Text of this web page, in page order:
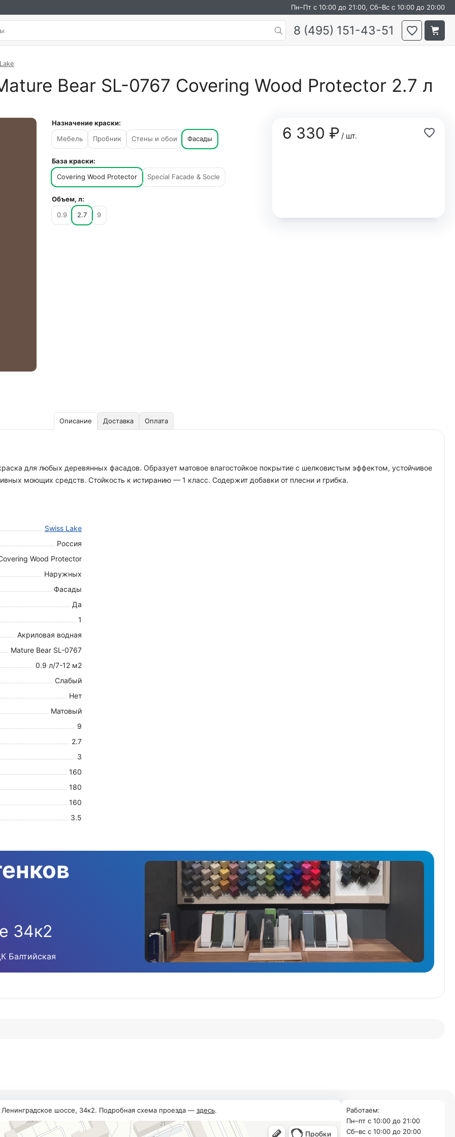
Пн–Пт с 10:00 до 21:00, Сб–Вс с 10:00 до 20:00
8 (495) 151-43-51
Bear SL-0767 Covering Wood Protector 2.7 л
6 330 ₽/ шт.
Назначение краски:
Мебель
Пробник Стены и обои Фасады
База краски:
Covering Wood Protector
Special Facade & Socle
Объем, л:
0.9
2.7 9
Описание Доставка Оплата
для любых деревянных фасадов. Образует матовое влагостойкое покрытие с шелковистым эффектом, устойчивое
моющих средств. Стойкость к истиранию — 1 класс. Содержит добавки от плесни и грибка.
Swiss Lake
Россия
Wood Protector
Наружных
Фасады
Да
1
Акриловая водная
Mature Bear SL-0767
0.9 л/7-12 м2
Слабый
Нет
Матовый
9
2.7
3
160
180
160
3.5
34к2
Балтийская
шоссе, 34к2. Подробная схема проезда — здесь.
Работаем:
Пн–пт с 10:00 до 21:00
Cб–вс с 10:00 до 20:00